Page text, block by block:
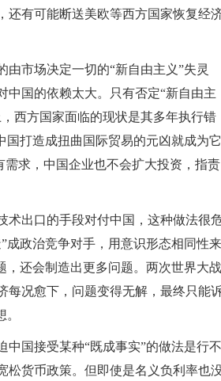
还有可能断送美欧等西方国家恢复经
市场决定一切的“新自由主义”失灵
中国的依赖太大。只有否定“新自由主
西方国家面临的现状是其多年执行错
打造成扭曲国际贸易的元凶就成为它
需求，中国企业也不会扩大投资，指责
术出口的手段对付中国，这种做法很
成政治竞争对手，用意识形态相同性来
，还会制造出更多问题。两次世界大战
每况愈下，问题变得无解，最终只能
国接受某种“既成事实”的做法是行不
松货币政策。但即使是名义负利率也